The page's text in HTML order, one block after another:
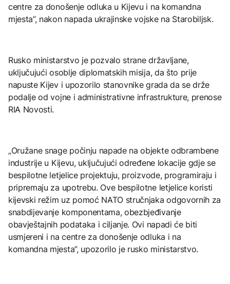
centre za donošenje odluka u Kijevu i na komandna
mjesta”, nakon napada ukrajinske vojske na Starobiljsk.
Rusko ministarstvo je pozvalo strane državljane,
uključujući osoblje diplomatskih misija, da što prije
napuste Kijev i upozorilo stanovnike grada da se drže
podalje od vojne i administrativne infrastrukture, prenose
RIA Novosti.
„Oružane snage počinju napade na objekte odbrambene
industrije u Kijevu, uključujući određene lokacije gdje se
bespilotne letjelice projektuju, proizvode, programiraju i
pripremaju za upotrebu. Ove bespilotne letjelice koristi
kijevski režim uz pomoć NATO stručnjaka odgovornih za
snabdijevanje komponentama, obezbjeđivanje
obavještajnih podataka i ciljanje. Ovi napadi će biti
usmjereni i na centre za donošenje odluka i na
komandna mjesta”, upozorilo je rusko ministarstvo.